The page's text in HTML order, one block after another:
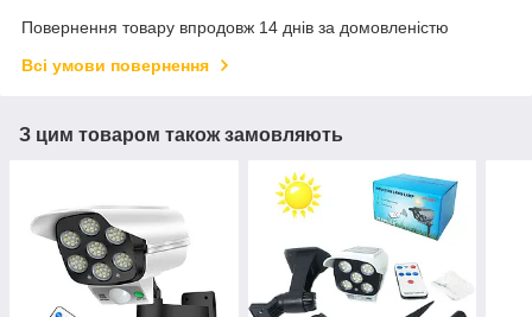
Повернення товару впродовж 14 днів за домовленістю
Всі умови повернення
З цим товаром також замовляють